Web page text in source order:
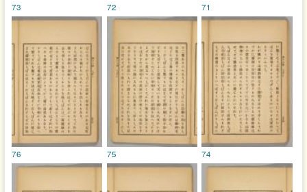
71
72
73
74
75
76